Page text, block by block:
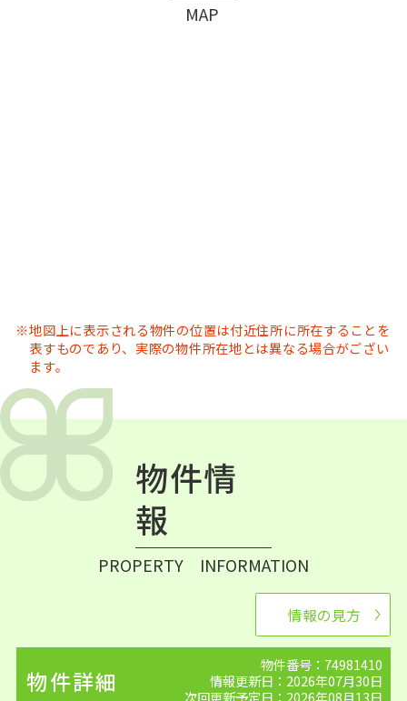
MAP
地図上に表示される物件の位置は付近住所に所在することを
表すものであり、実際の物件所在地とは異なる場合がござい
ます。
物件情
報
PROPERTY INFORMATION
情報の見方
物件詳細
物件番号：74981410
情報更新日：2026年07月30日
次回更新予定日：2026年08月13日